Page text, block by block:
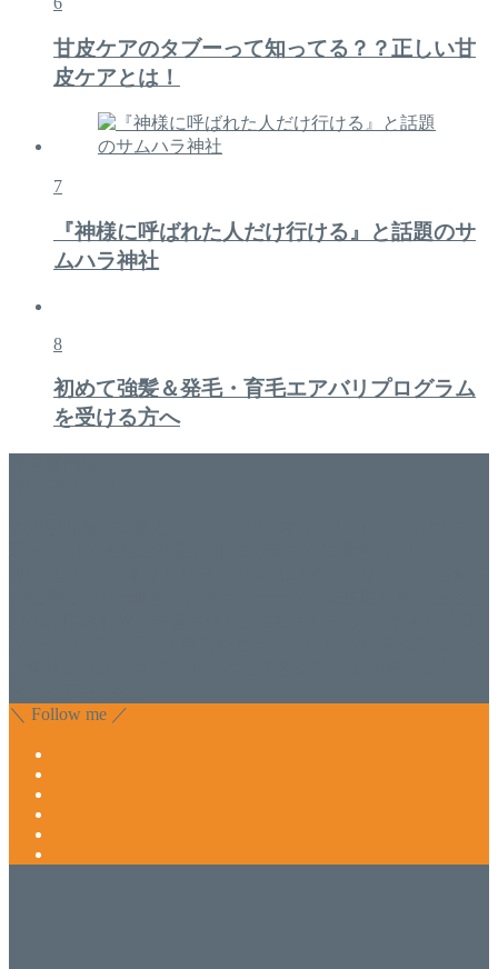
甘皮ケアのタブーって知ってる？？正しい甘
皮ケアとは！
7
『神様に呼ばれた人だけ行ける』と話題のサ
ムハラ神社
8
初めて強髪＆発毛・育毛エアバリプログラム
を受ける方へ
＼ Follow me ／